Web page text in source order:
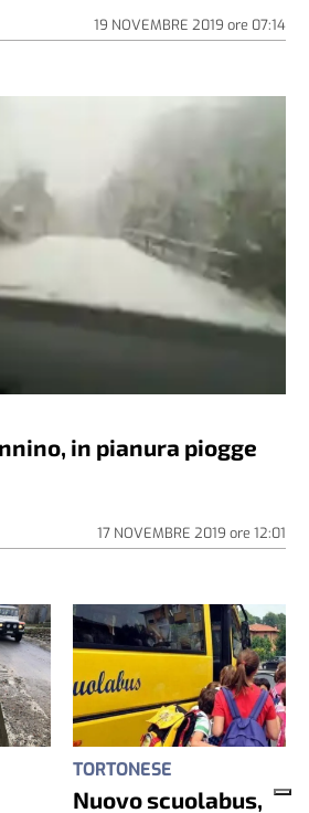
19 NOVEMBRE 2019 ore 07:14
in pianura piogge
17 NOVEMBRE 2019 ore 12:01
TORTONESE
Nuovo scuolabus,